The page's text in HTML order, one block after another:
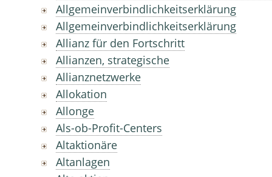
Allgemeinverbindlichkeitserklärung
Allgemeinverbindlichkeitserklärung
Allianz für den Fortschritt
Allianzen, strategische
Allianznetzwerke
Allokation
Allonge
Als-ob-Profit-Centers
Altaktionäre
Altanlagen